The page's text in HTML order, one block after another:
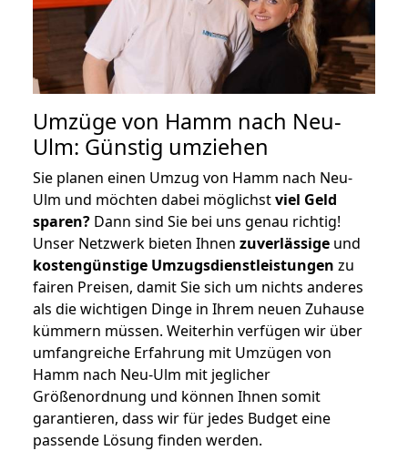
Umzüge von Hamm nach Neu-
Ulm: Günstig umziehen
Sie planen einen Umzug von Hamm nach Neu-
Ulm und möchten dabei möglichstviel Geld
sparen? Dann sind Sie bei uns genau richtig!
Unser Netzwerk bieten Ihnen zuverlässige und
kostengünstige Umzugsdienstleistungen zu
fairen Preisen, damit Sie sich um nichts anderes
als die wichtigen Dinge in Ihrem neuen Zuhause
kümmern müssen. Weiterhin verfügen wir über
umfangreiche Erfahrung mit Umzügen von
Hamm nach Neu-Ulm mit jeglicher
Größenordnung und können Ihnen somit
garantieren, dass wir für jedes Budget eine
passende Lösung finden werden.